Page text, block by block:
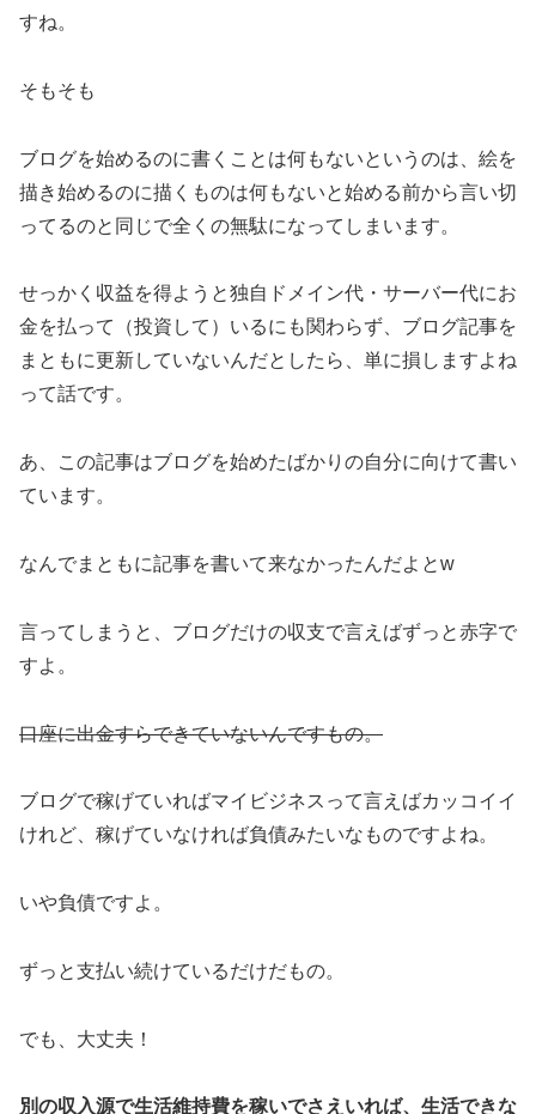
すね。
そもそも
ブログを始めるのに書くことは何もないというのは、絵を
描き始めるのに描くものは何もないと始める前から言い切
ってるのと同じで全くの無駄になってしまいます。
せっかく収益を得ようと独自ドメイン代・サーバー代にお
金を払って（投資して）いるにも関わらず、ブログ記事を
まともに更新していないんだとしたら、単に損しますよね
って話です。
あ、この記事はブログを始めたばかりの自分に向けて書い
ています。
なんでまともに記事を書いて来なかったんだよとw
言ってしまうと、ブログだけの収支で言えばずっと赤字で
すよ。
口座に出金すらできていないんですもの。
ブログで稼げていればマイビジネスって言えばカッコイイ
けれど、稼げていなければ負債みたいなものですよね。
いや負債ですよ。
ずっと支払い続けているだけだもの。
でも、大丈夫！
別の収入源で生活維持費を稼いでさえいれば、生活できな